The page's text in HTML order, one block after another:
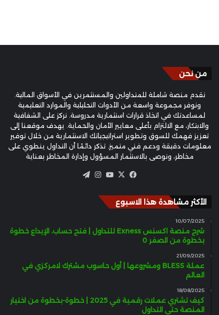
من نحن
نقدم منصة شاملة للمتداولين والمستثمرين في الأسواق المالية.
ونوفر مجموعة واسعة من الأدوات التحليلية والموارد التعليمية
لمساعدتك في اتخاذ قرارات استثمارية مدروسة. نركز على الشفافية
والابتكار، مع الالتزام بأعلى معايير الأمان والحماية. يهدف موقعنا إلى
تعزيز فهمك للسوق وتطوير استراتيجياتك الاستثمارية من خلال توفير
معلومات دقيقة ودعم فني متميز. تذكر دائمًا أن التداول ينطوي على
مخاطر، ونوصي بالاستثمار المسؤول وإدارة المخاطر بعناية
فيسبوك
‫X
‫YouTube
انستقرام
الأكثر مشاهدة هذا الاسبوع
10/07/2025
شرح منصة اكسنس Exness للتداول | فتح حساب، الإيداع خطوة
بخطوة من الصفر 0
21/09/2025
عملة BLESS ومشروعها | أول حاسوب مشترك لامركزي في
العالم
18/08/2025
كيف تشتري عملات رقمية في 2025 | خطوة-بخطوة من اختيار
المنصة حتى التداول